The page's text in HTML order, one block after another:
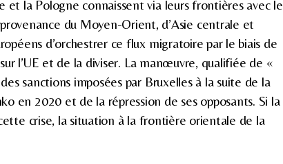
et la Pologne connaissent via leurs frontières avec le
du Moyen-Orient, d’Asie centrale et
d’orchestrer ce flux migratoire par le biais de
l’UE et de la diviser. La manœuvre, qualifiée de «
sanctions imposées par Bruxelles à la suite de la
en 2020 et de la répression de ses opposants. Si la
crise, la situation à la frontière orientale de la